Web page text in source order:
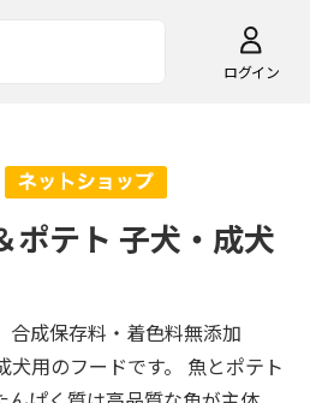
ログイン
テト 子犬・成犬
合成保存料・着色料無添加
用のフードです。 魚とポテト